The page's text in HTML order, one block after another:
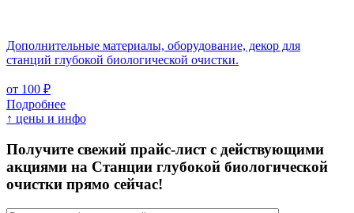
Дополнительные материалы, оборудование, декор для
станций глубокой биологической очистки.
от 100 ₽
Подробнее
↑ цены и инфо
Получите свежий прайс-лист с действующими
акциями на Станции глубокой биологической
очистки прямо сейчас!